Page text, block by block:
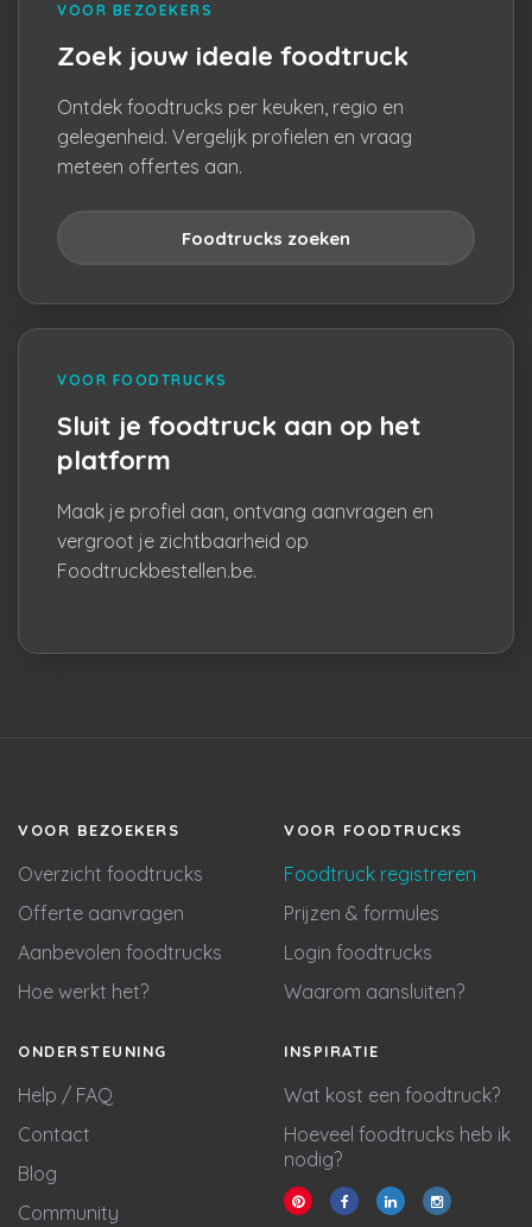
VOOR BEZOEKERS
Zoek jouw ideale foodtruck
Ontdek foodtrucks per keuken, regio en
gelegenheid. Vergelijk profielen en vraag
meteen offertes aan.
Foodtrucks zoeken
VOOR FOODTRUCKS
Sluit je foodtruck aan op het
platform
Maak je profiel aan, ontvang aanvragen en
vergroot je zichtbaarheid op
Foodtruckbestellen.be.
VOOR BEZOEKERS
Overzicht foodtrucks
Offerte aanvragen
Aanbevolen foodtrucks
Hoe werkt het?
VOOR FOODTRUCKS
Foodtruck registreren
Prijzen & formules
Login foodtrucks
Waarom aansluiten?
ONDERSTEUNING
Help / FAQ
Contact
Blog
Community
INSPIRATIE
Wat kost een foodtruck?
Hoeveel foodtrucks heb ik
nodig?